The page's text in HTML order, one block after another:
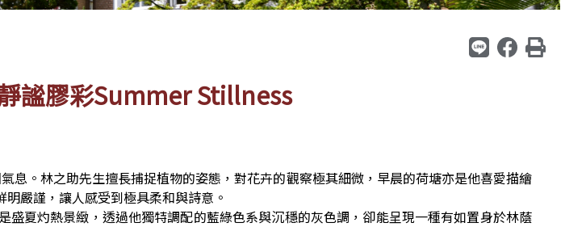
謐膠彩Summer Stillness
。林之助先生擅長捕捉植物的姿態，對花卉的觀察極其細微，早晨的荷塘亦是他喜愛描繪
嚴謹，讓人感受到極具柔和與詩意。
夏灼熱景緻，透過他獨特調配的藍綠色系與沉穩的灰色調，卻能呈現一種有如置身於林蔭